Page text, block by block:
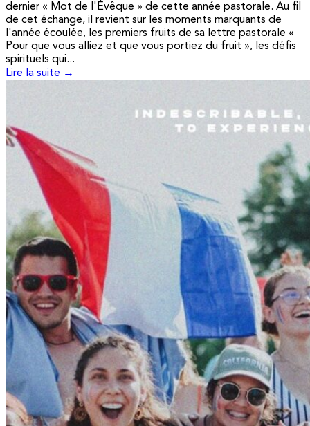
dernier « Mot de l'Évêque » de cette année pastorale. Au fil
de cet échange, il revient sur les moments marquants de
l'année écoulée, les premiers fruits de sa lettre pastorale «
Pour que vous alliez et que vous portiez du fruit », les défis
spirituels qui...
Lire la suite →